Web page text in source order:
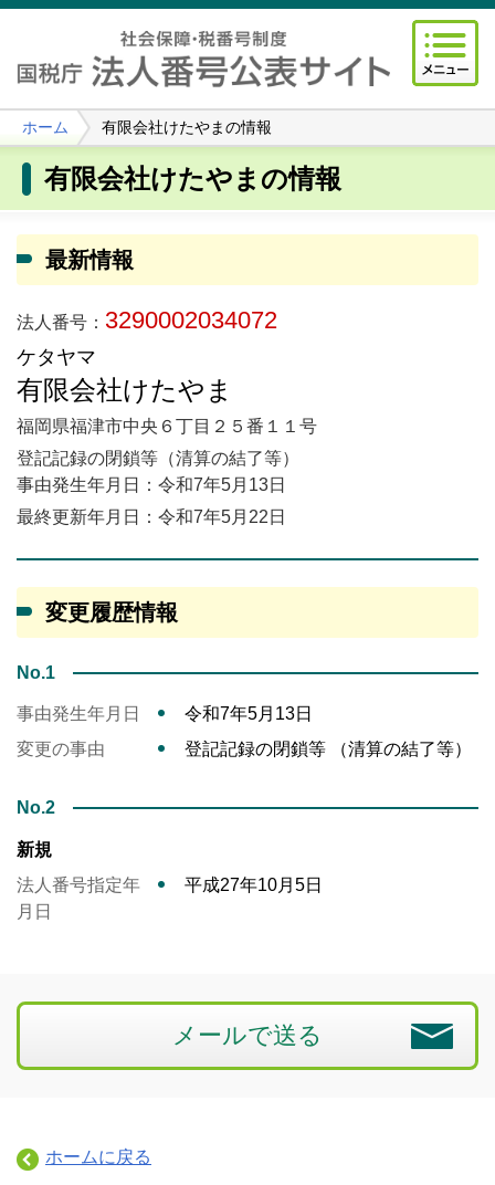
ホーム 有限会社けたやまの情報
有限会社けたやまの情報
最新情報
法人番号： 3290002034072
ケタヤマ
有限会社けたやま
福岡県福津市中央６丁目２５番１１号
登記記録の閉鎖等（清算の結了等）
事由発生年月日：令和7年5月13日
最終更新年月日：令和7年5月22日
変更履歴情報
No.1
事由発生年月日
令和7年5月13日
変更の事由
登記記録の閉鎖等 （清算の結了等）
No.2
新規
法人番号指定年
月日
平成27年10月5日
メールで送る
ホームに戻る